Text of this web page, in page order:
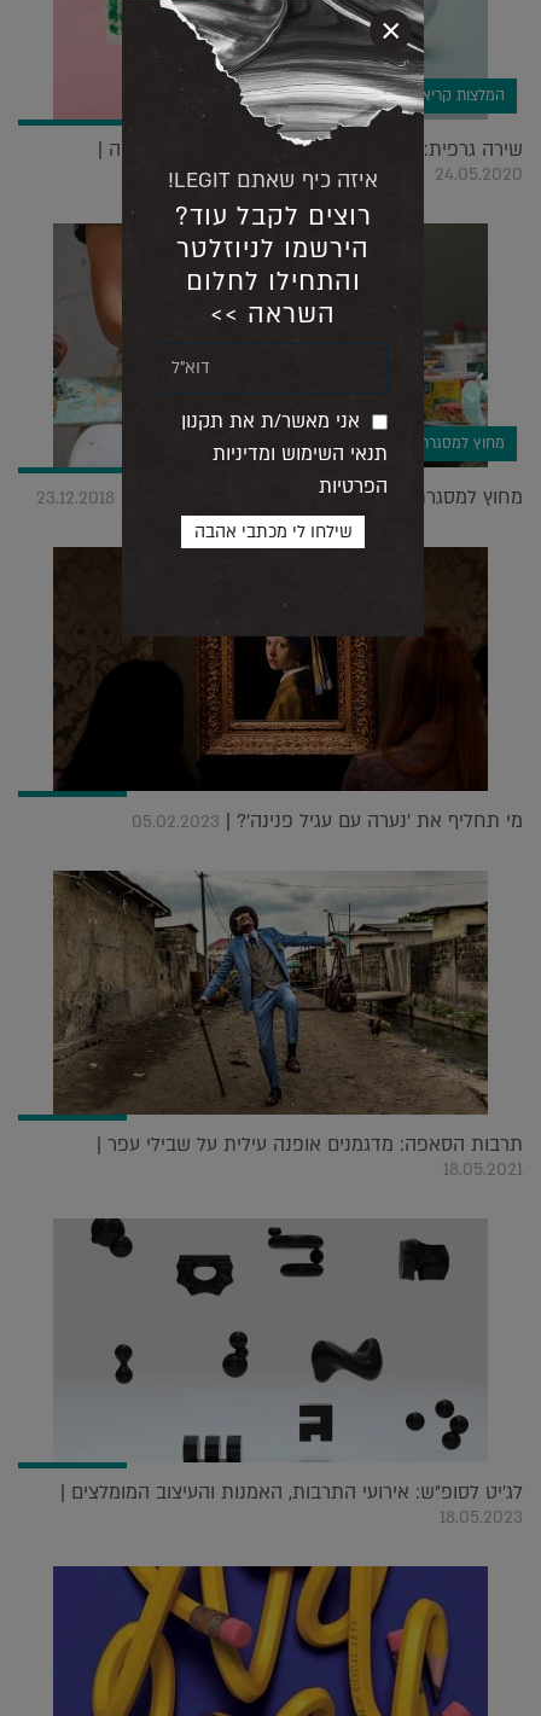
המלצות קריאה
שירה גרפית: לא תמונות אלא רעיונות. המלצת קריאה |
24.05.2020
מחוץ למסגרת
מחוץ למסגרת: סקייטבורד, יצירה ואלמנט של סיכון | 23.12.2018
מי תחליף את 'נערה עם עגיל פנינה'? | 05.02.2023
תרבות הסאפה: מדגמנים אופנה עילית על שבילי עפר |
18.05.2021
לג'יט לסופ"ש: אירועי התרבות, האמנות והעיצוב המומלצים |
18.05.2023
איזה כיף שאתם LEGIT!
רוצים לקבל עוד?
הירשמו לניוזלטר
והתחילו לחלום
השראה >>
אני מאשר/ת את תקנון
תנאי השימוש ומדיניות
הפרטיות
×